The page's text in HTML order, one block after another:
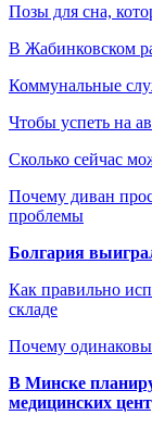
Позы для сна,
В Жабинковском
Коммунальные
Чтобы успеть на
Сколько сейчас
Почему диван
проблемы
Болгария
Как правильно
складе
Почему
В Минске
медицинских